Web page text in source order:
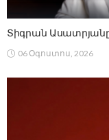
Տիգրան
06 Օգոստոս, 2026